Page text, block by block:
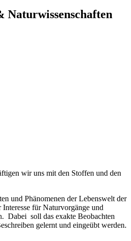
wir uns mit den Stoffen und den
und Phänomenen der Lebenswelt der
für Naturvorgänge und
Dabei soll das exakte Beobachten
gelernt und eingeübt werden.